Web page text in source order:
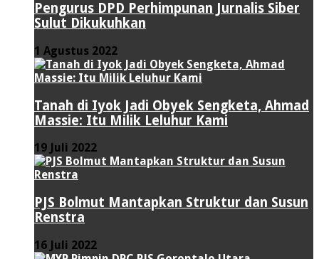
Pengurus DPD Perhimpunan Jurnalis Siber
Sulut Dikukuhkan
1 Agustus 2022
Tanah di Iyok Jadi Obyek Sengketa, Ahmad
Massie: Itu Milik Leluhur Kami
19 Juli 2022
PJS Bolmut Mantapkan Struktur dan Susun
Renstra
16 Juli 2022